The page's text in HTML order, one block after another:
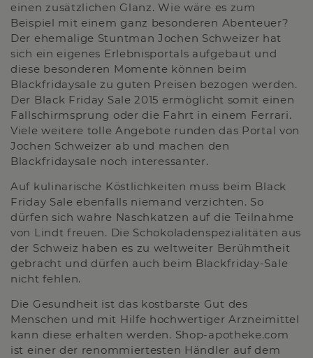
einen zusätzlichen Glanz. Wie wäre es zum
Beispiel mit einem ganz besonderen Abenteuer?
Der ehemalige Stuntman Jochen Schweizer hat
sich ein eigenes Erlebnisportals aufgebaut und
diese besonderen Momente können beim
Blackfridaysale zu guten Preisen bezogen werden.
Der Black Friday Sale 2015 ermöglicht somit einen
Fallschirmsprung oder die Fahrt in einem Ferrari.
Viele weitere tolle Angebote runden das Portal von
Jochen Schweizer ab und machen den
Blackfridaysale noch interessanter.
Auf kulinarische Köstlichkeiten muss beim Black
Friday Sale ebenfalls niemand verzichten. So
dürfen sich wahre Naschkatzen auf die Teilnahme
von Lindt freuen. Die Schokoladenspezialitäten aus
der Schweiz haben es zu weltweiter Berühmtheit
gebracht und dürfen auch beim Blackfriday-Sale
nicht fehlen.
Die Gesundheit ist das kostbarste Gut des
Menschen und mit Hilfe hochwertiger Arzneimittel
kann diese erhalten werden. Shop-apotheke.com
ist einer der renommiertesten Händler auf dem